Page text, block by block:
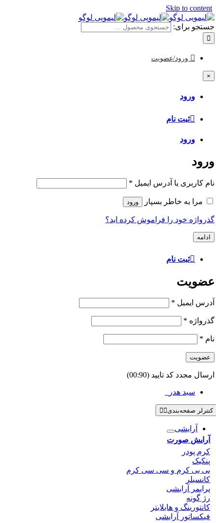
Skip to content
جستجو برای:
ورود/عضویت
×
ورود
ثبت نام
ورود
ورود
نام کاربری یا آدرس ایمیل *
مرا به خاطر بسپار ورود
گذرواژه خود را فراموش کرده اید؟
ادامه
ثبت نام
عضویت
آدرس ایمیل *
گذرواژه *
نام *
عضویت
ارسال مجدد کد تایید (00:
90
)
سبد هدر
کنترلر صفحه‌بندی
آرایشی
آرایش صورت
کرم پودر
پنکیک
بی بی کرم و سی سی کرم
کانسیلر
پرایمر آرایشی
رژ گونه
کانتورینگ و هایلایتر
فیکساتور آرایشی